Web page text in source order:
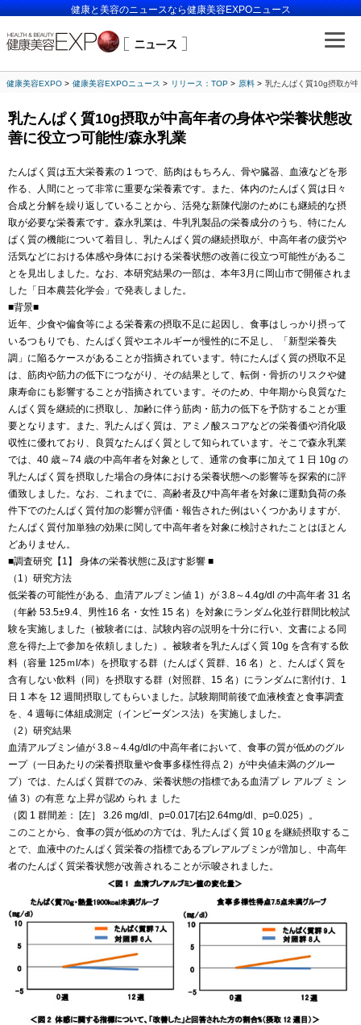
健康と美容のニュースなら健康美容EXPOニュース
健康美容EXPO 健康美容EXPOニュース リリース：TOP 原料 乳たんぱく質10g摂取が
乳たんぱく質10g摂取が中高年者の身体や栄養状態改
善に役立つ可能性/森永乳業
たんぱく質は五大栄養素の 1 つで、筋肉はもちろん、骨や臓器、血液などを形
作る、人間にとって非常に重要な栄養素です。また、体内のたんぱく質は日々
合成と分解を繰り返していることから、活発な新陳代謝のためにも継続的な摂
取が必要な栄養素です。森永乳業は、牛乳乳製品の栄養成分のうち、特にたん
ぱく質の機能について着目し、乳たんぱく質の継続摂取が、中高年者の疲労や
活気などにおける体感や身体における栄養状態の改善に役立つ可能性があるこ
とを見出しました。なお、本研究結果の一部は、本年3月に岡山市で開催されま
した「日本農芸化学会」で発表しました。
■背景■
近年、少食や偏食等による栄養素の摂取不足に起因し、食事はしっかり摂って
いるつもりでも、たんぱく質やエネルギーが慢性的に不足し、「新型栄養失
調」に陥るケースがあることが指摘されています。特にたんぱく質の摂取不足
は、筋肉や筋力の低下につながり、その結果として、転倒・骨折のリスクや健
康寿命にも影響することが指摘されています。そのため、中年期から良質なた
んぱく質を継続的に摂取し、加齢に伴う筋肉・筋力の低下を予防することが重
要となります。また、乳たんぱく質は、アミノ酸スコアなどの栄養価や消化吸
収性に優れており、良質なたんぱく質として知られています。そこで森永乳業
では、40 歳～74 歳の中高年者を対象として、通常の食事に加えて 1 日 10g の
乳たんぱく質を摂取した場合の身体における栄養状態への影響等を探索的に評
価致しました。なお、これまでに、高齢者及び中高年者を対象に運動負荷の条
件下でのたんぱく質付加の影響が評価・報告された例はいくつかありますが、
たんぱく質付加単独の効果に関して中高年者を対象に検討されたことはほとん
どありません。
■調査研究【1】 身体の栄養状態に及ぼす影響 ■
（1）研究方法
低栄養の可能性がある、血清アルブミン値 1）が 3.8～4.4g/dl の中高年者 31 名
（年齢 53.5±9.4、男性16 名・女性 15 名）を対象にランダム化並行群間比較試
験を実施しました（被験者には、試験内容の説明を十分に行い、文書による同
意を得た上で参加を依頼しました）。被験者を乳たんぱく質 10g を含有する飲
料（容量 125ｍl/本）を摂取する群（たんぱく質群、16 名）と、たんぱく質を
含有しない飲料（同）を摂取する群（対照群、15 名）にランダムに割付け、1
日 1 本を 12 週間摂取してもらいました。試験期間前後で血液検査と食事調査
を、4 週毎に体組成測定（インピーダンス法）を実施しました。
（2）研究結果
血清アルブミン値が 3.8～4.4g/dlの中高年者において、食事の質が低めのグル
ープ（一日あたりの栄養摂取量や食事多様性得点 2）が中央値未満のグルー
プ）では、たんぱく質群でのみ、栄養状態の指標である血清プ レ アルブ ミ ン
値 3）の有意 な上昇が認め られ ま した
（図 1 群間差： [左］ 3.26 mg/dl、p=0.017[右]2.64mg/dl、p=0.025）。
このことから、食事の質が低めの方では、乳たんぱく質 10ｇを継続摂取するこ
とで、血液中のたんぱく質栄養の指標であるプレアルブミンが増加し、中高年
者のたんぱく質栄養状態が改善されることが示唆されました。